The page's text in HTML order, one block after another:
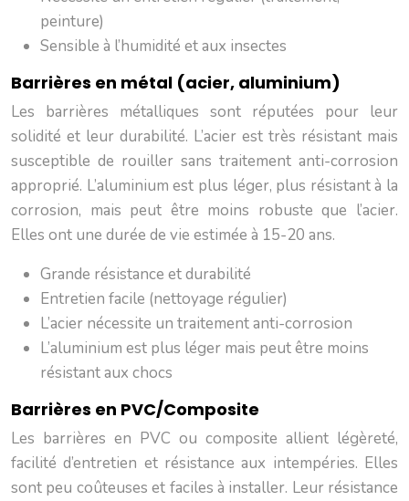
peinture)
Sensible à l’humidité et aux insectes
Barrières en métal (acier, aluminium)
Les barrières métalliques sont réputées pour leur
solidité et leur durabilité. L’acier est très résistant mais
susceptible de rouiller sans traitement anti-corrosion
approprié. L’aluminium est plus léger, plus résistant à la
corrosion, mais peut être moins robuste que l’acier.
Elles ont une durée de vie estimée à 15-20 ans.
Grande résistance et durabilité
Entretien facile (nettoyage régulier)
L’acier nécessite un traitement anti-corrosion
L’aluminium est plus léger mais peut être moins
résistant aux chocs
Barrières en PVC/Composite
Les barrières en PVC ou composite allient légèreté,
facilité d’entretien et résistance aux intempéries. Elles
sont peu coûteuses et faciles à installer. Leur résistance